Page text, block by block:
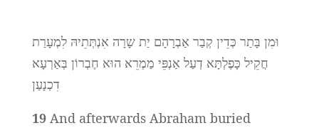
וּמִן בָּתַר כְּדֵין קְבַר אַבְרָהָם יַת שָרָה אִנְתְּתֵיהּ לִמְעָרַת
חֲקֵיל כָּפֶלְתָּא דְעַל אַנְפֵּי מַמְרֵא הוּא חֶבְרוֹן בְּאַרְעָא
דִכְנָעַן
19 And afterwards Abraham buried